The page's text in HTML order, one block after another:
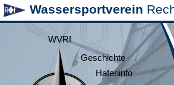
Wassersportverein
WVRf
Geschichte
Hafeninfo